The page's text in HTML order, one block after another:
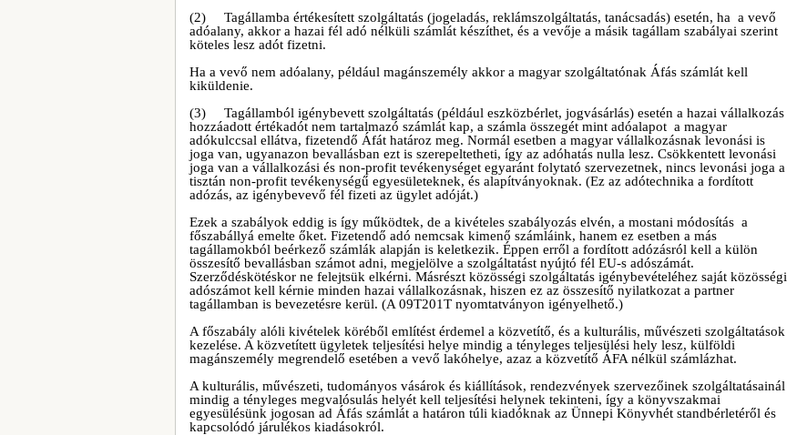
(2) Tagállamba értékesített szolgáltatás (jogeladás, reklámszolgáltatás, tanácsadás) esetén, ha a vevő
adóalany, akkor a hazai fél adó nélküli számlát készíthet, és a vevője a másik tagállam szabályai szerint
köteles lesz adót fizetni.
Ha a vevő nem adóalany, például magánszemély akkor a magyar szolgáltatónak Áfás számlát kell
kiküldenie.
(3) Tagállamból igénybevett szolgáltatás (például eszközbérlet, jogvásárlás) esetén a hazai vállalkozás
hozzáadott értékadót nem tartalmazó számlát kap, a számla összegét mint adóalapot a magyar
adókulccsal ellátva, fizetendő Áfát határoz meg. Normál esetben a magyar vállalkozásnak levonási is
joga van, ugyanazon bevallásban ezt is szerepeltetheti, így az adóhatás nulla lesz. Csökkentett levonási
joga van a vállalkozási és non-profit tevékenységet egyaránt folytató szervezetnek, nincs levonási joga a
tisztán non-profit tevékenységű egyesületeknek, és alapítványoknak. (Ez az adótechnika a fordított
adózás, az igénybevevő fél fizeti az ügylet adóját.)
Ezek a szabályok eddig is így működtek, de a kivételes szabályozás elvén, a mostani módosítás a
főszabállyá emelte őket. Fizetendő adó nemcsak kimenő számláink, hanem ez esetben a más
tagállamokból beérkező számlák alapján is keletkezik. Éppen erről a fordított adózásról kell a külön
összesítő bevallásban számot adni, megjelölve a szolgáltatást nyújtó fél EU-s adószámát.
Szerződéskötéskor ne felejtsük elkérni. Másrészt közösségi szolgáltatás igénybevételéhez saját közösségi
adószámot kell kérnie minden hazai vállalkozásnak, hiszen ez az összesítő nyilatkozat a partner
tagállamban is bevezetésre kerül. (A 09T201T nyomtatványon igényelhető.)
A főszabály alóli kivételek köréből említést érdemel a közvetítő, és a kulturális, művészeti szolgáltatások
kezelése. A közvetített ügyletek teljesítési helye mindig a tényleges teljesülési hely lesz, külföldi
magánszemély megrendelő esetében a vevő lakóhelye, azaz a közvetítő ÁFA nélkül számlázhat.
A kulturális, művészeti, tudományos vásárok és kiállítások, rendezvények szervezőinek szolgáltatásainál
mindig a tényleges megvalósulás helyét kell teljesítési helynek tekinteni, így a könyvszakmai
egyesülésünk jogosan ad Áfás számlát a határon túli kiadóknak az Ünnepi Könyvhét standbérletéről és
kapcsolódó járulékos kiadásokról.